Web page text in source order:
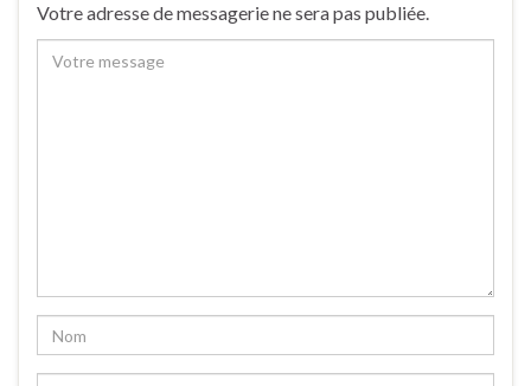
Votre adresse de messagerie ne sera pas publiée.